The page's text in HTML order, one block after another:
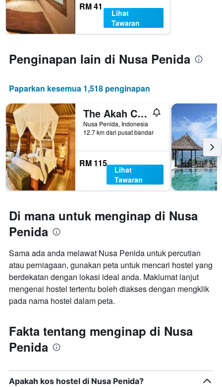
RM 41
Lihat
Tawaran
Penginapan lain di Nusa Penida
Paparkan kesemua 1,518 penginapan
The Akah Cottage
Nusa Penida, Indonesia
12.7 km dari pusat bandar
RM 115
Lihat
Tawaran
Di mana untuk menginap di Nusa
Penida
Sama ada anda melawat Nusa Penida untuk percutian
atau perniagaan, gunakan peta untuk mencari hostel yang
berdekatan dengan lokasi ideal anda. Maklumat lanjut
mengenai hostel tertentu boleh diakses dengan mengklik
pada nama hostel dalam peta.
Fakta tentang menginap di Nusa
Penida
Apakah kos hostel di Nusa Penida?